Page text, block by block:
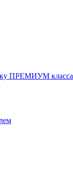
ПРЕМИУМ класса